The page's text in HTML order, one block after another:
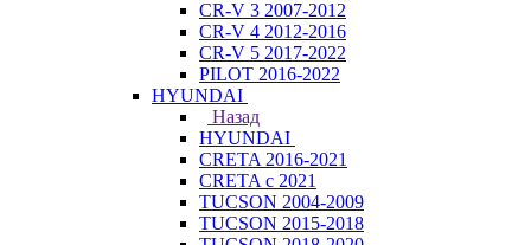
CR-V 3 2007-2012
CR-V 4 2012-2016
CR-V 5 2017-2022
PILOT 2016-2022
HYUNDAI
Назад
HYUNDAI
CRETA 2016-2021
CRETA с 2021
TUCSON 2004-2009
TUCSON 2015-2018